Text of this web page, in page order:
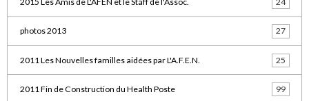
photos 2013 27
2011 Les Nouvelles familles aidées par L'A.F.E.N. 25
2011 Fin de Construction du Health Poste 99